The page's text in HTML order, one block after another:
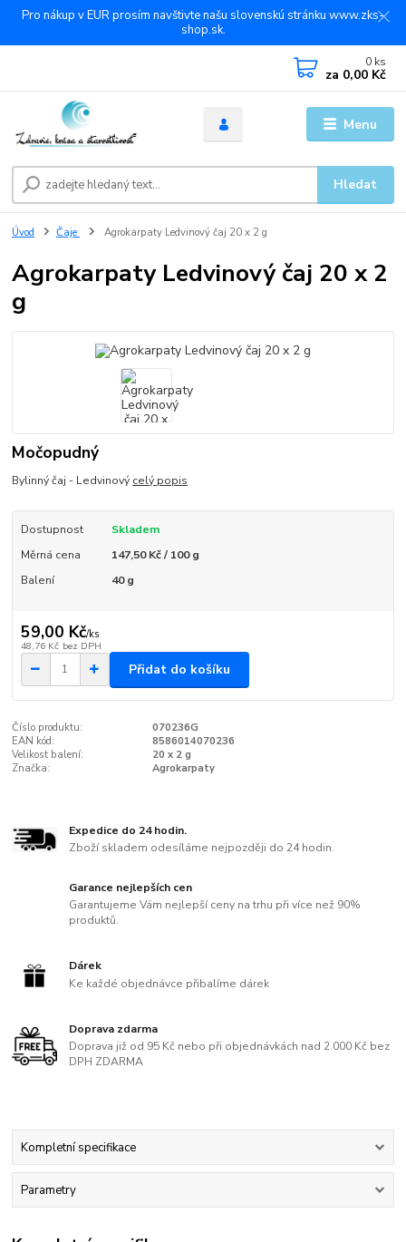
Pro nákup v EUR prosím navštivte našu slovenskú stránku www.zks-
shop.sk.
Menu
Hledat
0 ks
za 0,00 Kč
Úvod Čaje Agrokarpaty Ledvinový čaj 20 x 2 g
Agrokarpaty Ledvinový čaj 20 x 2
g
Močopudný
Bylinný čaj - Ledvinový celý popis
Dostupnost
Skladem
Měrná cena
147,50 Kč / 100 g
Balení
40 g
59,00 Kč/ks
48,76 Kč bez DPH
Přidat do košíku
Číslo produktu:
070236G
EAN kód:
8586014070236
Velikost balení:
20 x 2 g
Značka:
Agrokarpaty
Expedice do 24 hodin.
Zboží skladem odesíláme nejpozději do 24 hodin.
Garance nejlepších cen
Garantujeme Vám nejlepší ceny na trhu při více než 90%
produktů.
Dárek
Ke každé objednávce přibalíme dárek
Doprava zdarma
Doprava již od 95 Kč nebo při objednávkách nad 2.000 Kč bez
DPH ZDARMA
Kompletní specifikace
Parametry